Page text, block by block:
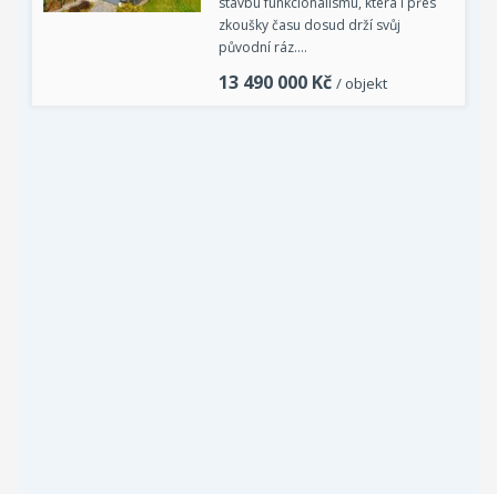
zkoušky času dosud drží svůj
původní ráz.…
13 490 000 Kč / objekt